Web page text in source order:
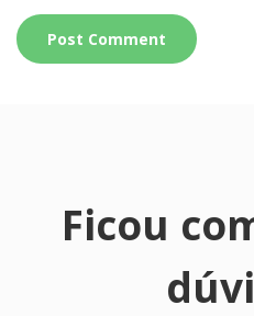
Ficou